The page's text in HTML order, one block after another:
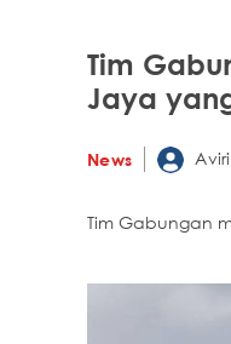
Tim
Jaya
News
Tim Gabungan